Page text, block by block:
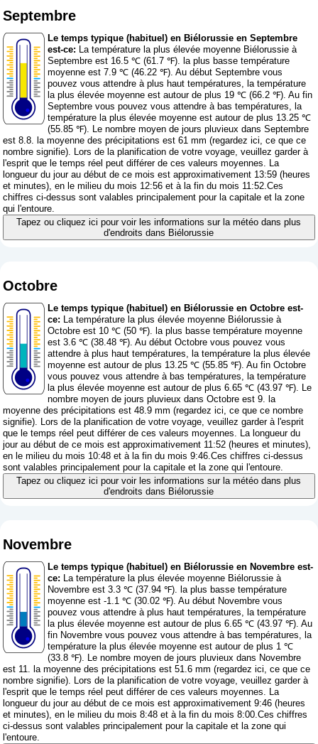
Septembre
Le temps typique (habituel) en Biélorussie en Septembre
est-ce: La température la plus élevée moyenne Biélorussie à
Septembre est 16.5 ℃ (61.7 ℉). la plus basse température
moyenne est 7.9 ℃ (46.22 ℉). Au début Septembre vous
pouvez vous attendre à plus haut températures, la température
la plus élevée moyenne est autour de plus 19 ℃ (66.2 ℉). Au fin
Septembre vous pouvez vous attendre à bas températures, la
température la plus élevée moyenne est autour de plus 13.25 ℃
(55.85 ℉). Le nombre moyen de jours pluvieux dans Septembre
est 8.8. la moyenne des précipitations est 61 mm (regardez ici, ce que ce
nombre signifie). Lors de la planification de votre voyage, veuillez garder à
l'esprit que le temps réel peut différer de ces valeurs moyennes. La
longueur du jour au début de ce mois est approximativement 13:59 (heures
et minutes), en le milieu du mois 12:56 et à la fin du mois 11:52.Ces
chiffres ci-dessus sont valables principalement pour la capitale et la zone
qui l'entoure.
Tapez ou cliquez ici pour voir les informations sur la météo dans plus
d'endroits dans Biélorussie
Octobre
Le temps typique (habituel) en Biélorussie en Octobre est-
ce: La température la plus élevée moyenne Biélorussie à
Octobre est 10 ℃ (50 ℉). la plus basse température moyenne
est 3.6 ℃ (38.48 ℉). Au début Octobre vous pouvez vous
attendre à plus haut températures, la température la plus élevée
moyenne est autour de plus 13.25 ℃ (55.85 ℉). Au fin Octobre
vous pouvez vous attendre à bas températures, la température
la plus élevée moyenne est autour de plus 6.65 ℃ (43.97 ℉). Le
nombre moyen de jours pluvieux dans Octobre est 9. la
moyenne des précipitations est 48.9 mm (regardez ici, ce que ce nombre
signifie). Lors de la planification de votre voyage, veuillez garder à l'esprit
que le temps réel peut différer de ces valeurs moyennes. La longueur du
jour au début de ce mois est approximativement 11:52 (heures et minutes),
en le milieu du mois 10:48 et à la fin du mois 9:46.Ces chiffres ci-dessus
sont valables principalement pour la capitale et la zone qui l'entoure.
Tapez ou cliquez ici pour voir les informations sur la météo dans plus
d'endroits dans Biélorussie
Novembre
Le temps typique (habituel) en Biélorussie en Novembre est-
ce: La température la plus élevée moyenne Biélorussie à
Novembre est 3.3 ℃ (37.94 ℉). la plus basse température
moyenne est -1.1 ℃ (30.02 ℉). Au début Novembre vous
pouvez vous attendre à plus haut températures, la température
la plus élevée moyenne est autour de plus 6.65 ℃ (43.97 ℉). Au
fin Novembre vous pouvez vous attendre à bas températures, la
température la plus élevée moyenne est autour de plus 1 ℃
(33.8 ℉). Le nombre moyen de jours pluvieux dans Novembre
est 11. la moyenne des précipitations est 51.6 mm (regardez ici, ce que ce
nombre signifie). Lors de la planification de votre voyage, veuillez garder à
l'esprit que le temps réel peut différer de ces valeurs moyennes. La
longueur du jour au début de ce mois est approximativement 9:46 (heures
et minutes), en le milieu du mois 8:48 et à la fin du mois 8:00.Ces chiffres
ci-dessus sont valables principalement pour la capitale et la zone qui
l'entoure.